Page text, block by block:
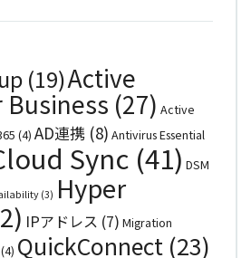
(19)Active
Business (27) Active
(4) AD連携 (8) Antivirus Essential
Sync (41) DSM
(3) Hyper
IPアドレス (7) Migration
(4) QuickConnect (23)